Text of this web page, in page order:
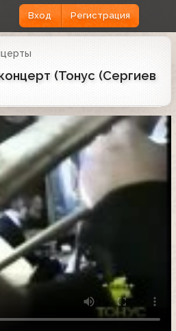
Вход Регистрация
(Тонус (Сергиев